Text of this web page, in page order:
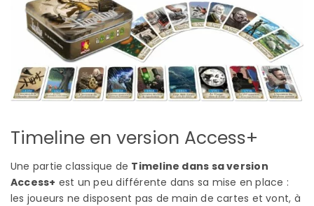
Timeline en version Access+
Une partie classique de Timeline dans sa version
Access+ est un peu différente dans sa mise en place :
les joueurs ne disposent pas de main de cartes et vont, à